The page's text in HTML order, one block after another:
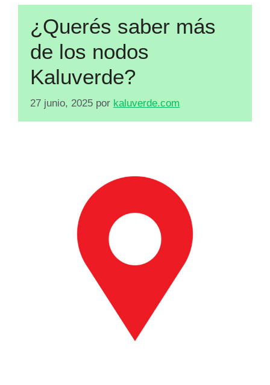
¿Querés saber más
de los nodos
Kaluverde?
27 junio, 2025 por kaluverde.com